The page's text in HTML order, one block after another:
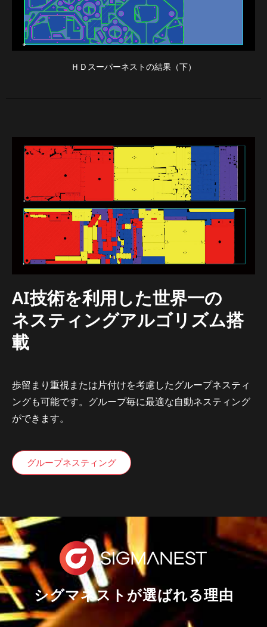
ＨＤスーパーネストの結果（下）
AI技術を利用した世界一の
ネスティングアルゴリズム搭
載
歩留まり重視または片付けを考慮したグループネスティ
ングも可能です。グループ毎に最適な自動ネスティング
ができます。
グループネスティング
シグマネストが選ばれる理由